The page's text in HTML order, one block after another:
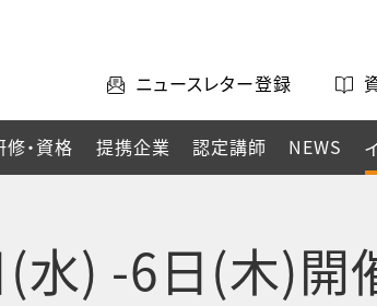
ニュースレター登録
修・資格 提携企業 認定講師 NEWS
(水) -6日(木)開